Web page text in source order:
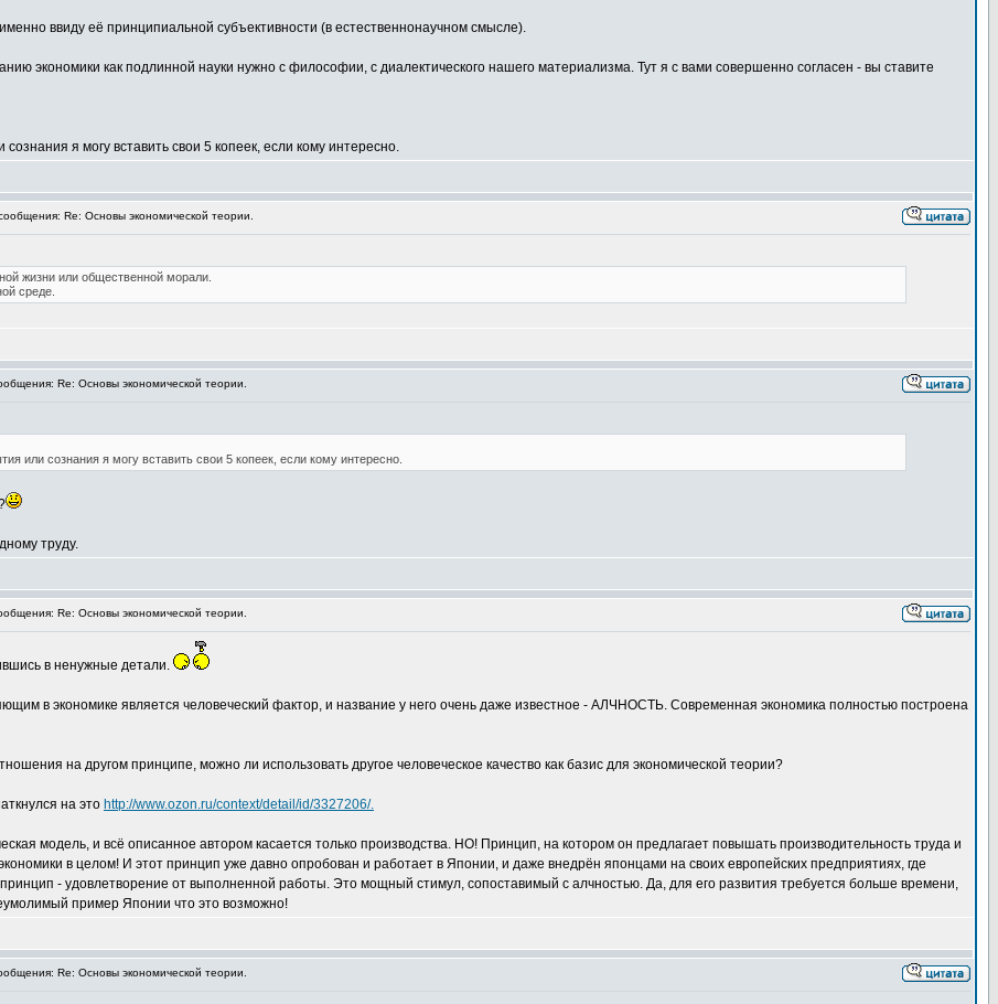
ввиду её принципиальной субъективности (в естественнонаучном смысле).
экономики как подлинной науки нужно с философии, с диалектического нашего материализма. Тут я с вами совершенно согласен - вы ставите
я могу вставить свои 5 копеек, если кому интересно.
Re: Основы экономической теории.
жизни или общественной морали.
среде.
Re: Основы экономической теории.
или сознания я могу вставить свои 5 копеек, если кому интересно.
труду.
Re: Основы экономической теории.
в ненужные детали.
в экономике является человеческий фактор, и название у него очень даже известное - АЛЧНОСТЬ. Современная экономика полностью построена
на другом принципе, можно ли использовать другое человеческое качество как базис для экономической теории?
на это http://www.ozon.ru/context/detail/id/3327206/.
модель, и всё описанное автором касается только производства. НО! Принцип, на котором он предлагает повышать производительность труда и
в целом! И этот принцип уже давно опробован и работает в Японии, и даже внедрён японцами на своих европейских предприятиях, где
- удовлетворение от выполненной работы. Это мощный стимул, сопоставимый с алчностью. Да, для его развития требуется больше времени,
пример Японии что это возможно!
Re: Основы экономической теории.